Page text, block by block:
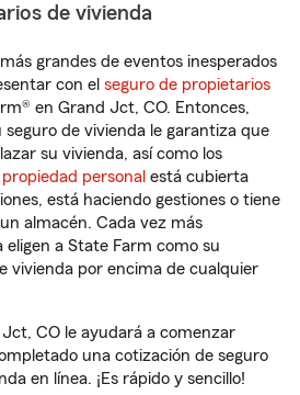
de vivienda
grandes de eventos inesperados
con el seguro de propietarios
en Grand Jct, CO. Entonces,
seguro de vivienda le garantiza que
su vivienda, así como los
propiedad personal está cubierta
está haciendo gestiones o tiene
almacén. Cada vez más
a State Farm como su
vivienda por encima de cualquier
CO le ayudará a comenzar
una cotización de seguro
en línea. ¡Es rápido y sencillo!